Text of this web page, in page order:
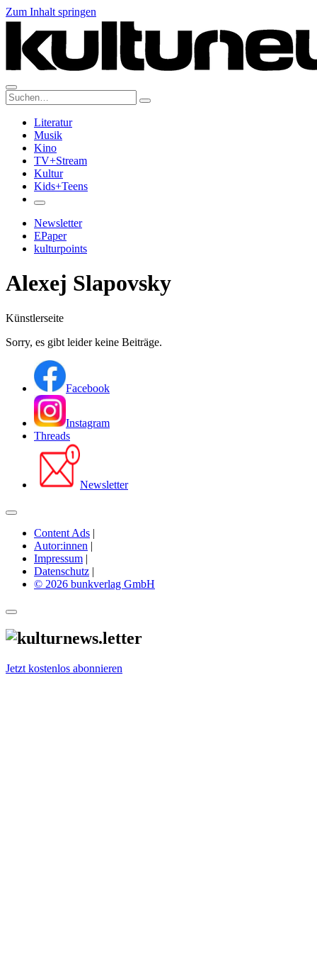
Zum Inhalt springen
Suche:
Literatur
Musik
Kino
TV+Stream
Kultur
Kids+Teens
Newsletter
EPaper
kulturpoints
Alexej Slapovsky
Künstlerseite
Sorry, es gibt leider keine Beiträge.
Facebook
Instagram
Threads
Newsletter
Content Ads |
Autor:innen |
Impressum |
Datenschutz |
© 2026 bunkverlag GmbH
Jetzt kostenlos abonnieren